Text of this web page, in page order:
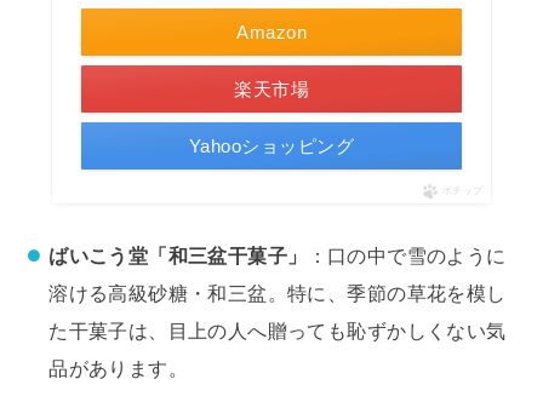
Amazon
楽天市場
Yahooショッピング
ポチップ
ばいこう堂「和三盆干菓子」
：口の中で雪のように
溶ける高級砂糖・和三盆。特に、季節の草花を模し
た干菓子は、目上の人へ贈っても恥ずかしくない気
品があります。